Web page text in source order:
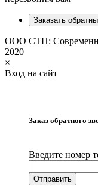
Заказать
ООО СТП:
2020
×
Вход на сайт
Заказ обратного
Введите номер
Отправить